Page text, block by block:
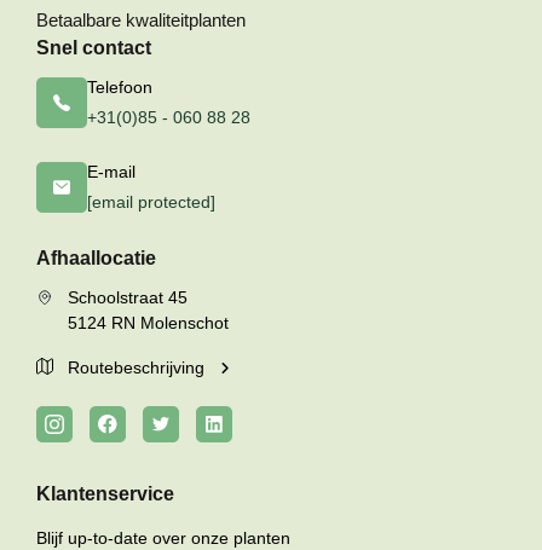
Betaalbare kwaliteitplanten
Snel contact
Telefoon
+31(0)85 - 060 88 28
E-mail
[email protected]
Afhaallocatie
Schoolstraat 45
5124 RN Molenschot
Routebeschrijving
Klantenservice
Blijf up-to-date over onze planten